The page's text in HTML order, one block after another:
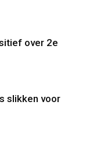
over 2e
slikken voor